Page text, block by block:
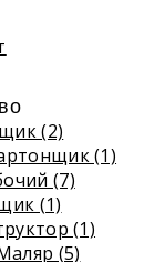
(2)
(1)
(7)
(1)
(1)
(5)